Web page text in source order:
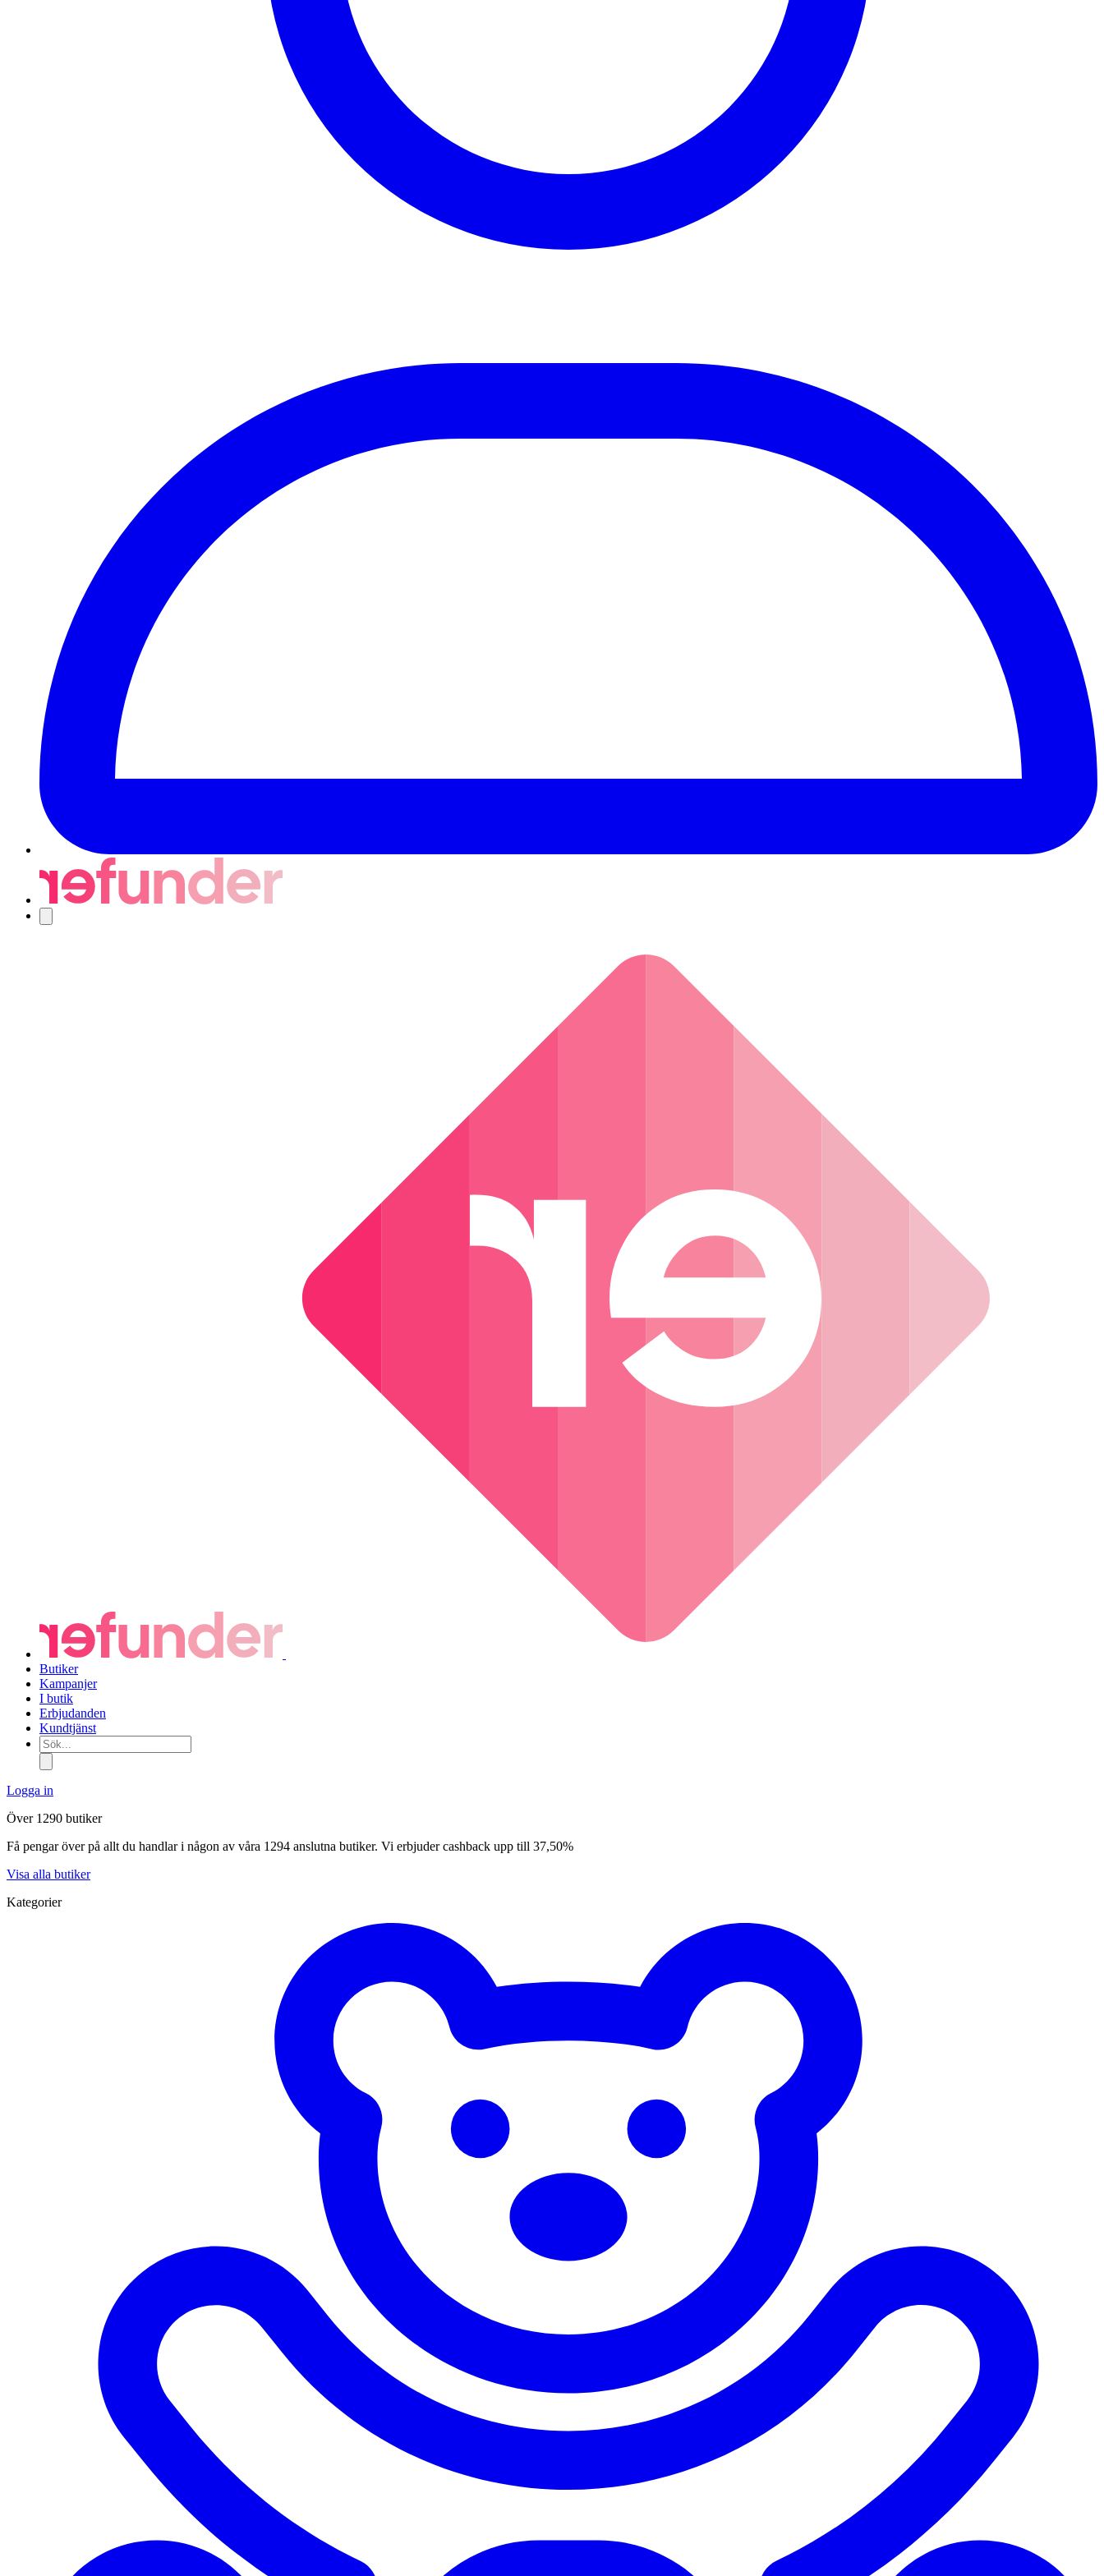
Butiker
Kampanjer
I butik
Erbjudanden
Kundtjänst
Sök...
Logga in
Över 1290 butiker
Få pengar över på allt du handlar i någon av våra 1294 anslutna butiker. Vi erbjuder cashback upp till 37,50%
Visa alla butiker
Kategorier